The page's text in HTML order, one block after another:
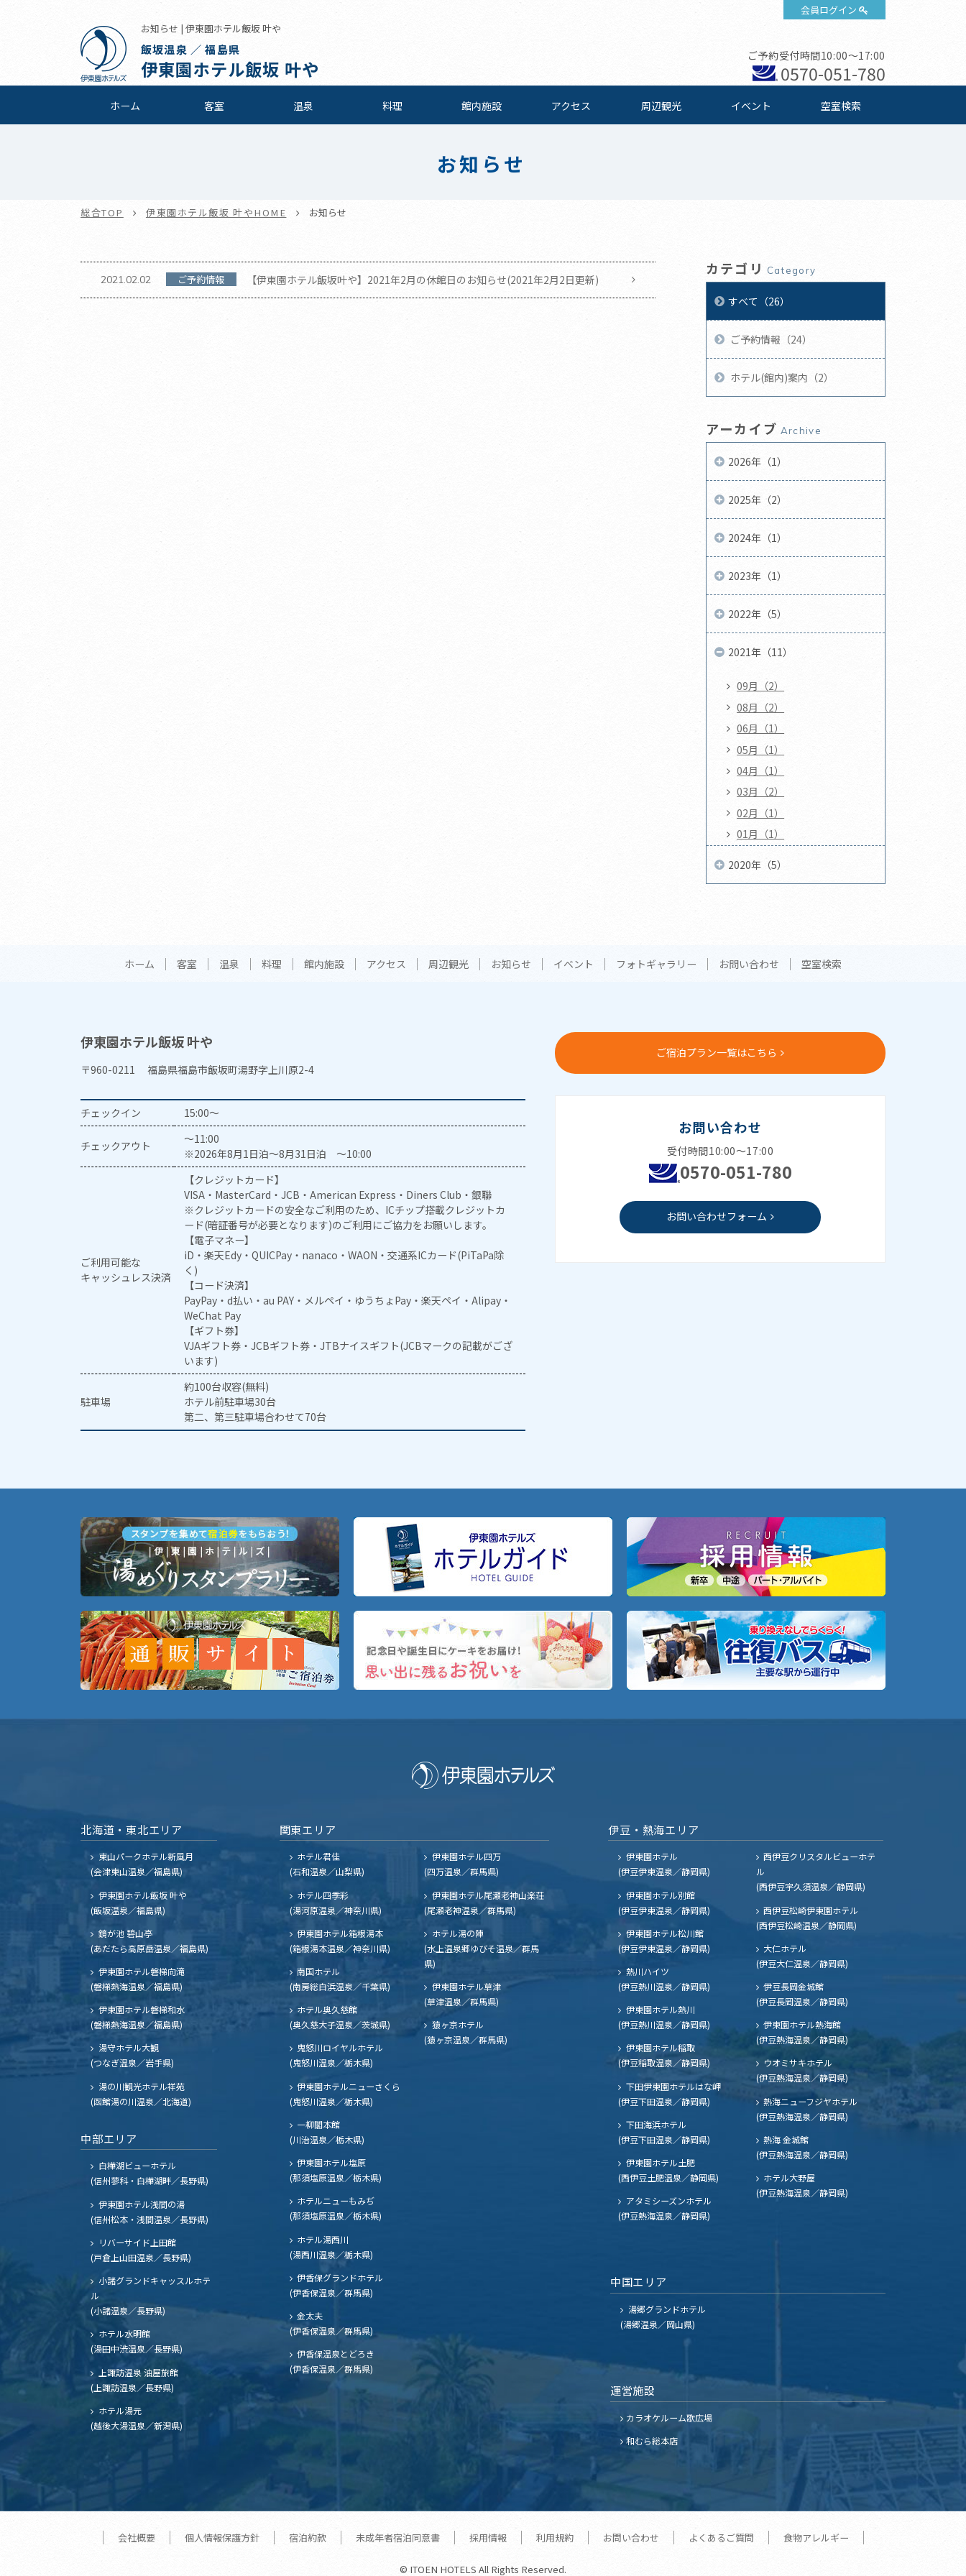
会員ログイン
お知らせ | 伊東園ホテル飯坂 叶や
飯坂温泉 ／ 福島県
伊東園ホテル飯坂 叶や
ご予約受付時間10:00～17:00
0570-051-780
ホーム 客室 温泉 料理 館内施設 アクセス 周辺観光 イベント 空室検索
お知らせ
総合TOP 伊東園ホテル飯坂 叶やHOME お知らせ
2021.02.02 ご予約情報 【伊東園ホテル飯坂叶や】2021年2月の休館日のお知らせ(2021年2月2日更新)
カテゴリ Category
すべて（26）
ご予約情報（24）
ホテル(館内)案内（2）
アーカイブ Archive
2026年（1）
2025年（2）
2024年（1）
2023年（1）
2022年（5）
2021年（11）
09月（2）
08月（2）
06月（1）
05月（1）
04月（1）
03月（2）
02月（1）
01月（1）
2020年（5）
ホーム 客室 温泉 料理 館内施設 アクセス 周辺観光 お知らせ イベント フォトギャラリー お問い合わせ 空室検索
伊東園ホテル飯坂 叶や
〒960-0211 福島県福島市飯坂町湯野字上川原2-4
チェックイン 15:00～
チェックアウト
～11:00
※2026年8月1日泊～8月31日泊 ～10:00
ご利用可能な
キャッシュレス決済
【クレジットカード】
VISA・MasterCard・JCB・American Express・Diners Club・銀聯
※クレジットカードの安全なご利用のため、ICチップ搭載クレジットカ
ード(暗証番号が必要となります)のご利用にご協力をお願いします。
【電子マネー】
iD・楽天Edy・QUICPay・nanaco・WAON・交通系ICカード(PiTaPa除
く)
【コード決済】
PayPay・d払い・au PAY・メルペイ・ゆうちょPay・楽天ペイ・Alipay・
WeChat Pay
【ギフト券】
VJAギフト券・JCBギフト券・JTBナイスギフト(JCBマークの記載がござ
います)
駐車場
約100台収容(無料)
ホテル前駐車場30台
第二、第三駐車場合わせて70台
ご宿泊プラン一覧はこちら
お問い合わせ
受付時間10:00～17:00
0570-051-780
お問い合わせフォーム
北海道・東北エリア
東山パークホテル新風月
(会津東山温泉／福島県)
伊東園ホテル飯坂 叶や
(飯坂温泉／福島県)
鏡が池 碧山亭
(あだたら高原岳温泉／福島県)
伊東園ホテル磐梯向滝
(磐梯熱海温泉／福島県)
伊東園ホテル磐梯和水
(磐梯熱海温泉／福島県)
湯守ホテル大観
(つなぎ温泉／岩手県)
湯の川観光ホテル祥苑
(函館湯の川温泉／北海道)
中部エリア
白樺湖ビューホテル
(信州蓼科・白樺湖畔／長野県)
伊東園ホテル浅間の湯
(信州松本・浅間温泉／長野県)
リバーサイド上田館
(戸倉上山田温泉／長野県)
小諸グランドキャッスルホテ
ル
(小諸温泉／長野県)
ホテル水明館
(湯田中渋温泉／長野県)
上諏訪温泉 油屋旅館
(上諏訪温泉／長野県)
ホテル湯元
(越後大湯温泉／新潟県)
関東エリア
ホテル君佳
(石和温泉／山梨県)
ホテル四季彩
(湯河原温泉／神奈川県)
伊東園ホテル箱根湯本
(箱根湯本温泉／神奈川県)
南国ホテル
(南房総白浜温泉／千葉県)
ホテル奥久慈館
(奥久慈大子温泉／茨城県)
鬼怒川ロイヤルホテル
(鬼怒川温泉／栃木県)
伊東園ホテルニューさくら
(鬼怒川温泉／栃木県)
一柳閣本館
(川治温泉／栃木県)
伊東園ホテル塩原
(那須塩原温泉／栃木県)
ホテルニューもみぢ
(那須塩原温泉／栃木県)
ホテル湯西川
(湯西川温泉／栃木県)
伊香保グランドホテル
(伊香保温泉／群馬県)
金太夫
(伊香保温泉／群馬県)
伊香保温泉とどろき
(伊香保温泉／群馬県)
伊東園ホテル四万
(四万温泉／群馬県)
伊東園ホテル尾瀬老神山楽荘
(尾瀬老神温泉／群馬県)
ホテル湯の陣
(水上温泉郷ゆびそ温泉／群馬
県)
伊東園ホテル草津
(草津温泉／群馬県)
猿ヶ京ホテル
(猿ヶ京温泉／群馬県)
伊豆・熱海エリア
伊東園ホテル
(伊豆伊東温泉／静岡県)
伊東園ホテル別館
(伊豆伊東温泉／静岡県)
伊東園ホテル松川館
(伊豆伊東温泉／静岡県)
熱川ハイツ
(伊豆熱川温泉／静岡県)
伊東園ホテル熱川
(伊豆熱川温泉／静岡県)
伊東園ホテル稲取
(伊豆稲取温泉／静岡県)
下田伊東園ホテルはな岬
(伊豆下田温泉／静岡県)
下田海浜ホテル
(伊豆下田温泉／静岡県)
伊東園ホテル土肥
(西伊豆土肥温泉／静岡県)
西伊豆クリスタルビューホテ
ル
(西伊豆宇久須温泉／静岡県)
西伊豆松崎伊東園ホテル
(西伊豆松崎温泉／静岡県)
大仁ホテル
(伊豆大仁温泉／静岡県)
伊豆長岡金城館
(伊豆長岡温泉／静岡県)
伊東園ホテル熱海館
(伊豆熱海温泉／静岡県)
ウオミサキホテル
(伊豆熱海温泉／静岡県)
熱海ニューフジヤホテル
(伊豆熱海温泉／静岡県)
熱海 金城館
(伊豆熱海温泉／静岡県)
ホテル大野屋
(伊豆熱海温泉／静岡県)
アタミシーズンホテル
(伊豆熱海温泉／静岡県)
中国エリア
湯郷グランドホテル
(湯郷温泉／岡山県)
運営施設
カラオケルーム歌広場
和むら総本店
会社概要 個人情報保護方針 宿泊約款 未成年者宿泊同意書 採用情報 利用規約 お問い合わせ よくあるご質問 食物アレルギー
© ITOEN HOTELS All Rights Reserved.